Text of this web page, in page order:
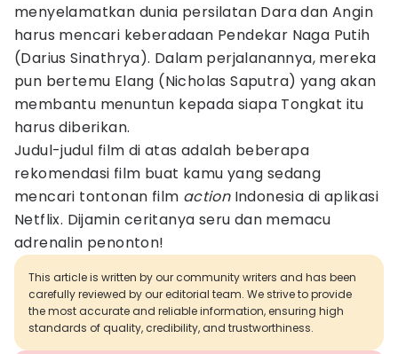
menyelamatkan dunia persilatan Dara dan Angin
harus mencari keberadaan Pendekar Naga Putih
(Darius Sinathrya). Dalam perjalanannya, mereka
pun bertemu Elang (Nicholas Saputra) yang akan
membantu menuntun kepada siapa Tongkat itu
harus diberikan.
Judul-judul film di atas adalah beberapa
rekomendasi film buat kamu yang sedang
mencari tontonan film actionIndonesia di aplikasi
Netflix. Dijamin ceritanya seru dan memacu
adrenalin penonton!
This article is written by our community writers and has been
carefully reviewed by our editorial team. We strive to provide
the most accurate and reliable information, ensuring high
standards of quality, credibility, and trustworthiness.